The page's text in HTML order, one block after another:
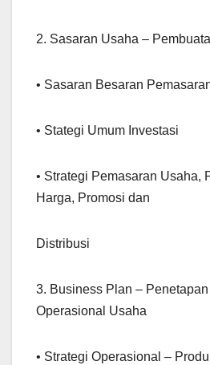
2. Sasaran Usaha –
• Sasaran Besaran
• Stategi Umum Investasi
• Strategi Pemasaran Usaha,
Harga, Promosi dan
Distribusi
3. Business Plan –
Operasional Usaha
• Strategi Operasional –